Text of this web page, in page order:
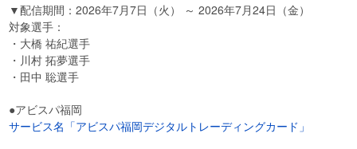
▼配信期間：2026年7月7日（火） ～ 2026年7月24日（金）
対象選手：
・大橋 祐紀選手
・川村 拓夢選手
・田中 聡選手
●アビスパ福岡
サービス名「アビスパ福岡デジタルトレーディングカード」